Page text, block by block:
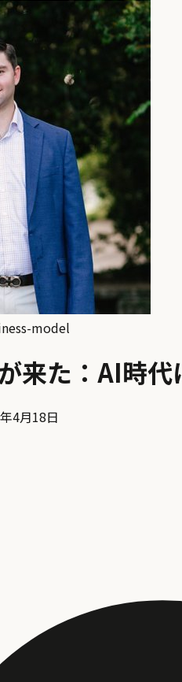
model
来た：AI時
4月18日